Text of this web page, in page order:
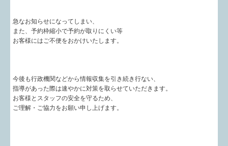
急なお知らせになってしまい、
また、予約枠縮小で予約が取りにくい等
お客様にはご不便をおかけいたします。
今後も行政機関などから情報収集を引き続き行ない、
指導があった際は速やかに対策を取らせていただきます。
お客様とスタッフの安全を守るため、
ご理解・ご協力をお願い申し上げます。